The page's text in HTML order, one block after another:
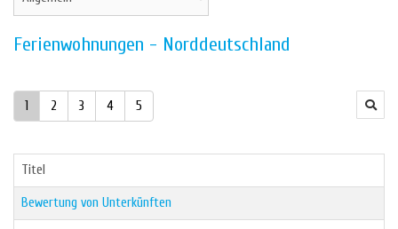
Ferienwohnungen - Norddeutschland
1 2 3 4 5
Titel
Bewertung von Unterkünften